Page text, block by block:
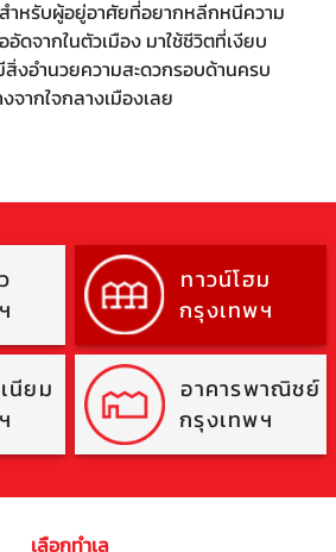
ำหรับผู้อยู่อาศัยที่อยากหลีกหนีความ
อัดจากในตัวเมือง มาใช้ชีวิตที่เงียบ
งอำนวยความสะดวกรอบด้านครบ
จากใจกลางเมืองเลย
ทาวน์โฮม
กรุงเทพฯ
นียม
อาคารพาณิชย์
กรุงเทพฯ
เลือกทำเล